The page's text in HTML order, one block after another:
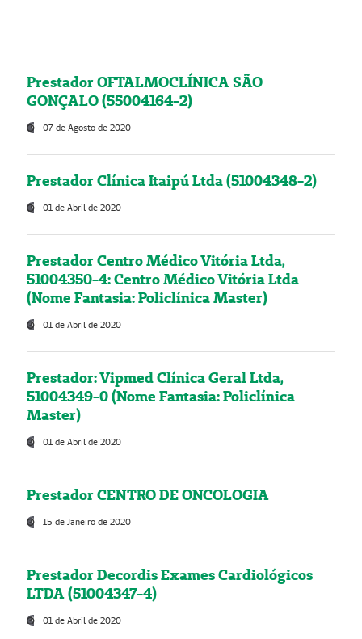
Prestador OFTALMOCLÍNICA SÃO
GONÇALO (55004164-2)
07 de Agosto de 2020
Prestador Clínica Itaipú Ltda (51004348-2)
01 de Abril de 2020
Prestador Centro Médico Vitória Ltda,
51004350-4: Centro Médico Vitória Ltda
(Nome Fantasia: Policlínica Master)
01 de Abril de 2020
Prestador: Vipmed Clínica Geral Ltda,
51004349-0 (Nome Fantasia: Policlínica
Master)
01 de Abril de 2020
Prestador CENTRO DE ONCOLOGIA
15 de Janeiro de 2020
Prestador Decordis Exames Cardiológicos
LTDA (51004347-4)
01 de Abril de 2020